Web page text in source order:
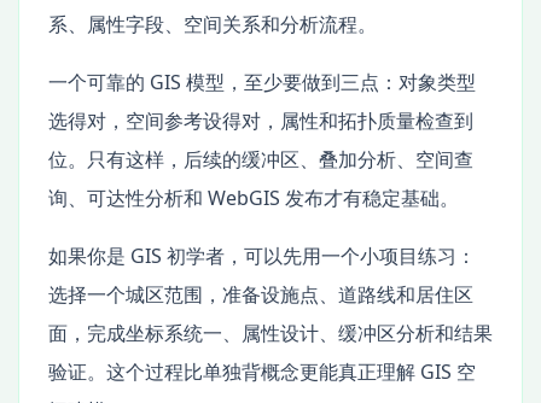
系、属性字段、空间关系和分析流程。
一个可靠的 GIS 模型，至少要做到三点：对象类型
选得对，空间参考设得对，属性和拓扑质量检查到
位。只有这样，后续的缓冲区、叠加分析、空间查
询、可达性分析和 WebGIS 发布才有稳定基础。
如果你是 GIS 初学者，可以先用一个小项目练习：
选择一个城区范围，准备设施点、道路线和居住区
面，完成坐标系统一、属性设计、缓冲区分析和结果
验证。这个过程比单独背概念更能真正理解 GIS 空